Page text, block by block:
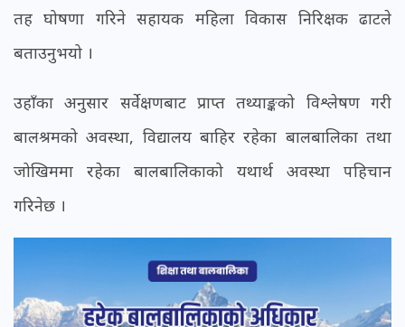
तह घोषणा गरिने सहायक महिला विकास निरिक्षक ढाटले
बताउनुभयो ।
उहाँका अनुसार सर्वेक्षणबाट प्राप्त तथ्याङ्कको विश्लेषण गरी
बालश्रमको अवस्था, विद्यालय बाहिर रहेका बालबालिका तथा
जोखिममा रहेका बालबालिकाको यथार्थ अवस्था पहिचान
गरिनेछ ।